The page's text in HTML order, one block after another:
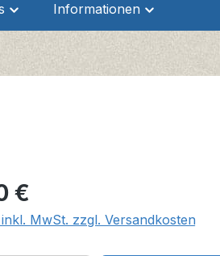
Informationen
Preis:
€
MwSt. zzgl. Versandkosten